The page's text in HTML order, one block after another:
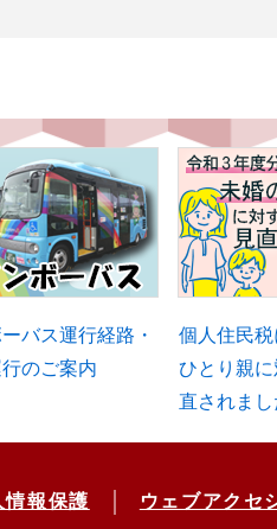
バス運行経路・
のご案内
個人住民
ひとり親
直されまし
情報保護 ウェブアクセ